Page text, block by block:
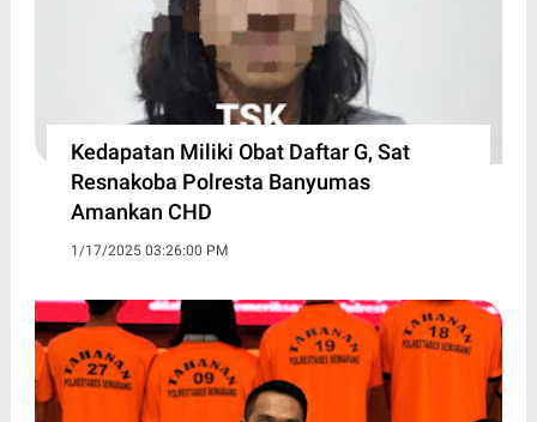
Kedapatan Miliki Obat Daftar G, Sat
Resnakoba Polresta Banyumas
Amankan CHD
1/17/2025 03:26:00 PM